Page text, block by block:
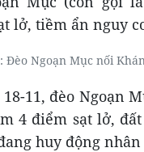
lở, tiềm ẩn nguy
Đèo Ngoạn Mục nối
11, đèo Ngoạn
4 điểm sạt lở,
huy động